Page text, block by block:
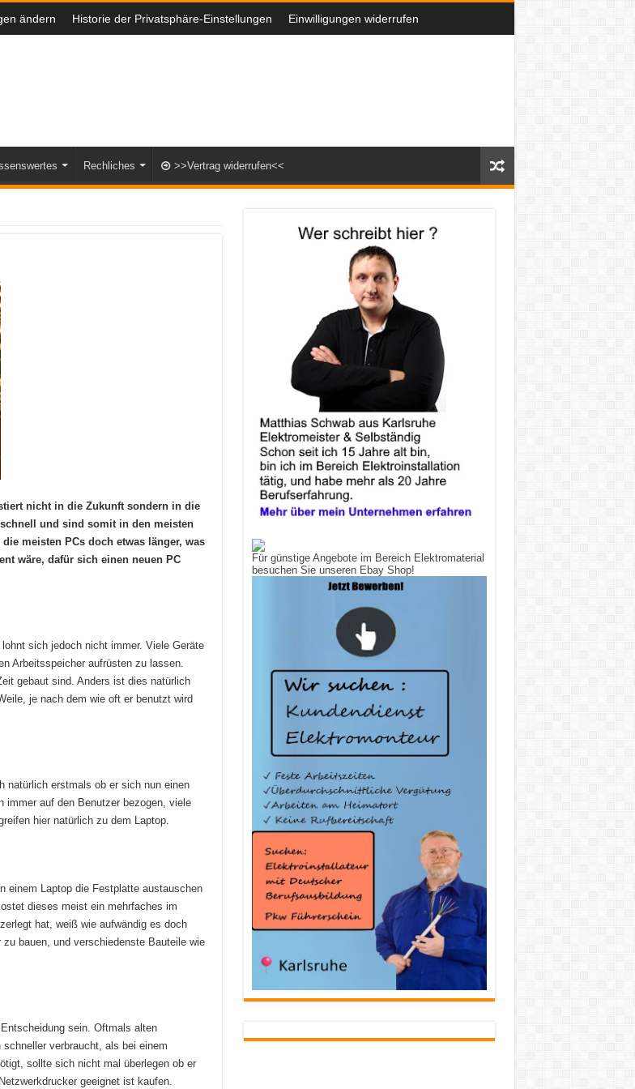
ändern Historie der Privatsphäre-Einstellungen Einwilligungen widerrufen
Rechliches >>Vertrag widerrufen<<
nicht in die Zukunft sondern in die
und sind somit in den meisten
meisten PCs doch etwas länger, was
wäre, dafür sich einen neuen PC
sich jedoch nicht immer. Viele Geräte
Arbeitsspeicher aufrüsten zu lassen.
gebaut sind. Anders ist dies natürlich
je nach dem wie oft er benutzt wird
natürlich erstmals ob er sich nun einen
immer auf den Benutzer bezogen, viele
hier natürlich zu dem Laptop.
einem Laptop die Festplatte austauschen
dieses meist ein mehrfaches im
hat, weiß wie aufwändig es doch
bauen, und verschiedenste Bauteile wie
sein. Oftmals alten
verbraucht, als bei einem
sollte sich nicht mal überlegen ob er
geeignet ist kaufen.
Für günstige Angebote im Bereich Elektromaterial
besuchen Sie unseren Ebay Shop!